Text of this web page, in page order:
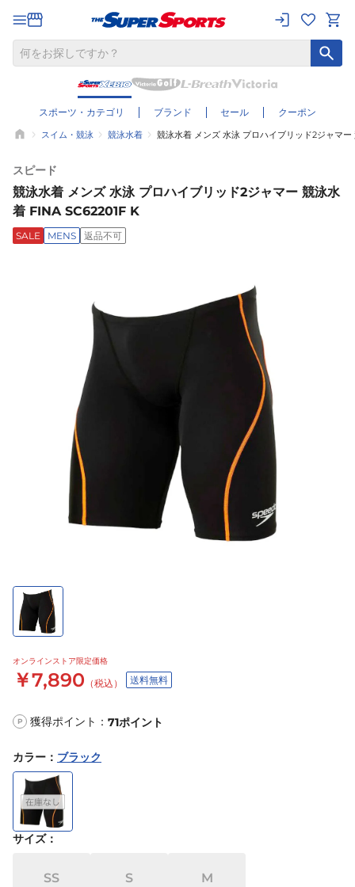
スポーツ・カテゴリ ブランド セール クーポン
スイム・競泳 競泳水着 競泳水着 メンズ 水泳 プロハイブリッド2ジャマ
スピード
競泳水着 メンズ 水泳 プロハイブリッド2ジャマー 競泳水
着 FINA SC62201F K
SALE MENS 返品不可
オンラインストア限定価格
￥7,890 （税込） 送料無料
P 獲得ポイント： 71ポイント
カラー ： ブラック
サイズ：
SS S M